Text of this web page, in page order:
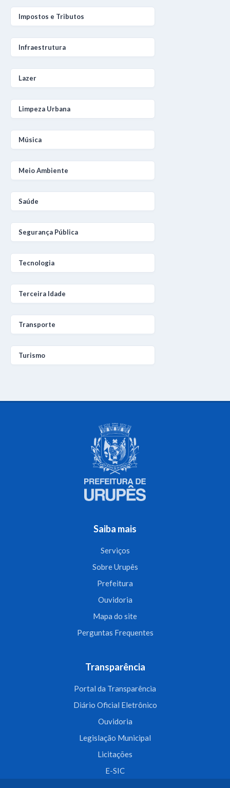
Impostos e Tributos
Infraestrutura
Lazer
Limpeza Urbana
Música
Meio Ambiente
Saúde
Segurança Pública
Tecnologia
Terceira Idade
Transporte
Turismo
Saiba mais
Serviços
Sobre Urupês
Prefeitura
Ouvidoria
Mapa do site
Perguntas Frequentes
Transparência
Portal da Transparência
Diário Oficial Eletrônico
Ouvidoria
Legislação Municipal
Licitações
E-SIC